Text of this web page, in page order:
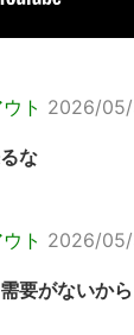
ト 2026/05/
な
ト 2026/05/
要がないか